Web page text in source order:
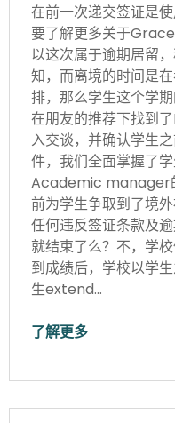
在前一次递交签证是
要了解更多关于
以这次属于逾期居留
知，而离境的时间是
排，那么学生这个学
在朋友的推荐下找到
入交谈，并确认学生
件，我们全面掌握了
Academic manager
前为学生争取到了境
任何违反签证条款及
就结束了么？不，学
到成绩后，学校以学
生extend…
了解更多